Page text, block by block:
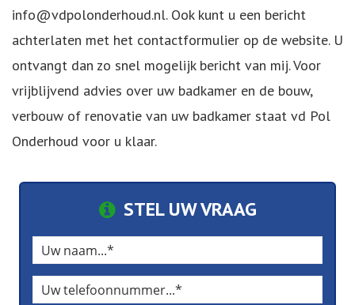
info@vdpolonderhoud.nl. Ook kunt u een bericht
achterlaten met het contactformulier op de website. U
ontvangt dan zo snel mogelijk bericht van mij. Voor
vrijblijvend advies over uw badkamer en de bouw,
verbouw of renovatie van uw badkamer staat vd Pol
Onderhoud voor u klaar.
STEL UW VRAAG